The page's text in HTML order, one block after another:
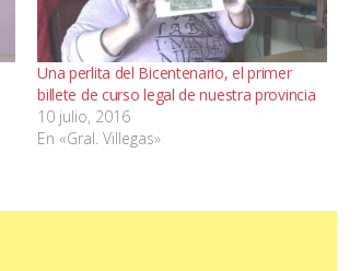
Una perlita del Bicentenario, el primer
billete de curso legal de nuestra provincia
10 julio, 2016
En «Gral. Villegas»